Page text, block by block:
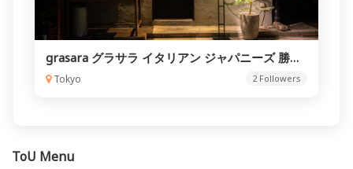
grasara グラサラ イタリアン ジャパニーズ 勝どき
Tokyo 2 Followers
ToU Menu